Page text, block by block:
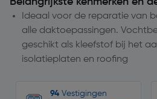
Ideaal voor de reparatie van
alle daktoepassingen.
geschikt als kleefstof bij het
isolatieplaten en roofing
94 Vestigingen